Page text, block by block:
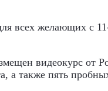
всех желающих с
видеокурс от
а также пять